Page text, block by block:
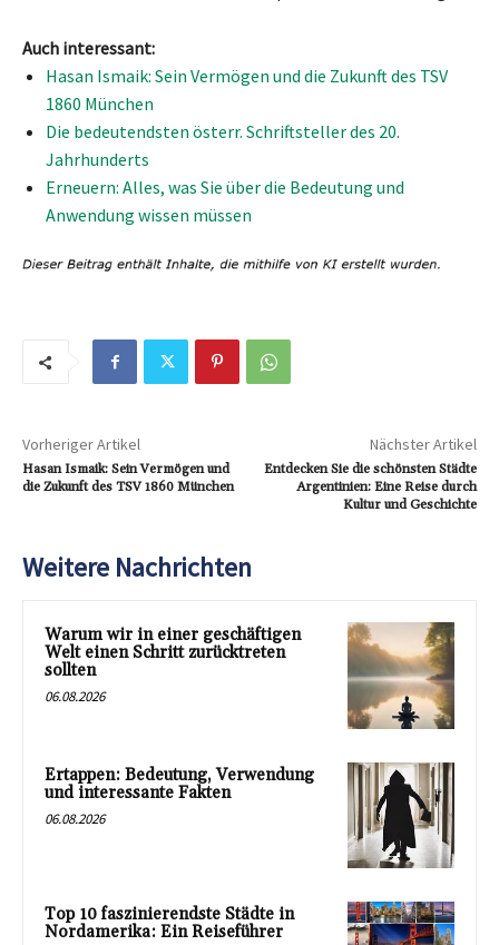
Auch interessant:
Hasan Ismaik: Sein Vermögen und die Zukunft des TSV
1860 München
Die bedeutendsten österr. Schriftsteller des 20.
Jahrhunderts
Erneuern: Alles, was Sie über die Bedeutung und
Anwendung wissen müssen
Vorheriger Artikel
Hasan Ismaik: Sein Vermögen und
die Zukunft des TSV 1860 München
Nächster Artikel
Entdecken Sie die schönsten Städte
Argentinien: Eine Reise durch
Kultur und Geschichte
Weitere Nachrichten
Warum wir in einer geschäftigen
Welt einen Schritt zurücktreten
sollten
06.08.2026
Ertappen: Bedeutung, Verwendung
und interessante Fakten
06.08.2026
Top 10 faszinierendste Städte in
Nordamerika: Ein Reiseführer